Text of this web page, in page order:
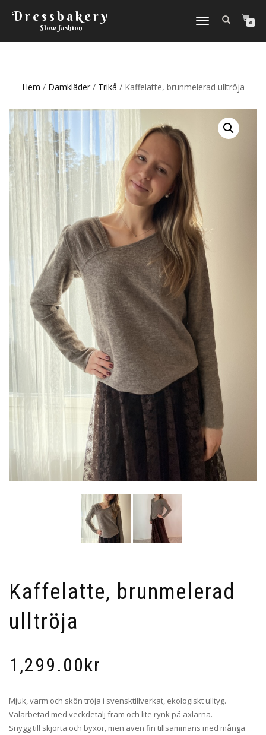
Dressbakery
Slow fashion
Slå
navigering
0
Hem / Damkläder/ Trikå / Kaffelatte, brunmelerad ulltröja
Kaffelatte, brunmelerad
ulltröja
1,299.00kr
Mjuk, varm och skön tröja i svensktillverkat, ekologiskt ulltyg.
Välarbetad med veckdetalj fram och lite rynk på axlarna.
Snygg till skjorta och byxor, men även fin tillsammans med många